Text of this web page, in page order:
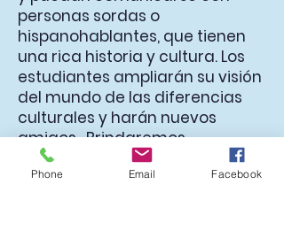
personas sordas o
hispanohablantes, que tienen
una rica historia y cultura. Los
estudiantes ampliarán su visión
del mundo de las diferencias
culturales y harán nuevos
amigos. Brindaremos
oportunidades de aprendizaje
donde los estudiantes podrán
Phone Email Facebook